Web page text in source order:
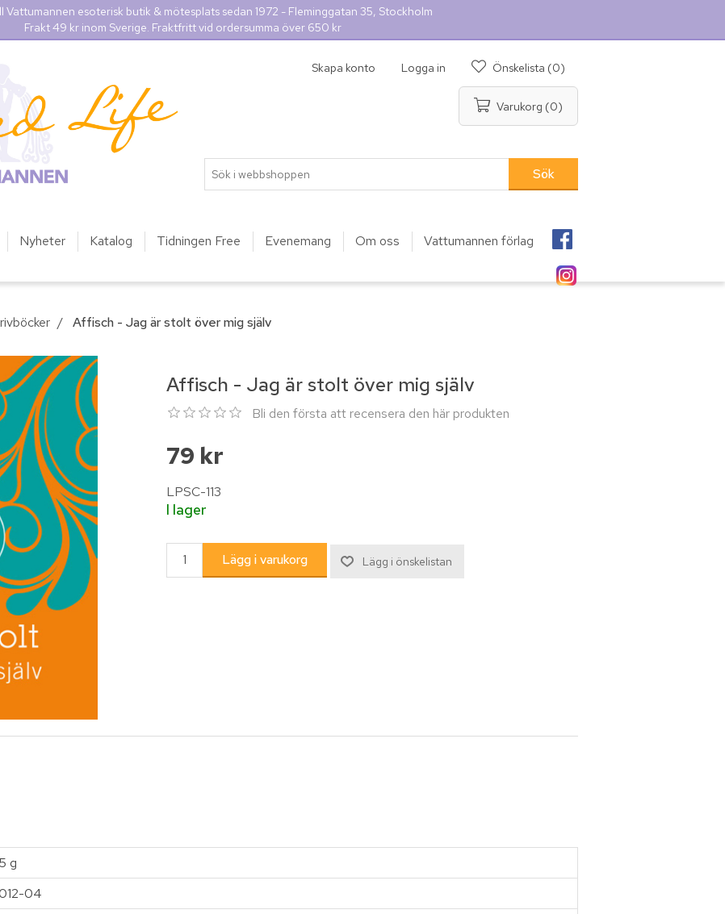
Vattumannen esoterisk butik & mötesplats sedan 1972 - Fleminggatan 35, Stockholm
Frakt 49 kr inom Sverige. Fraktfritt vid ordersumma över 650 kr
Skapa konto Logga in Önskelista (0)
Varukorg (0)
Nyheter Katalog Tidningen Free Evenemang Om oss Vattumannen förlag
/ Affisch - Jag är stolt över mig själv
Affisch - Jag är stolt över mig själv
Bli den första att recensera den här produkten
79 kr
LPSC-113
I lager
g
04